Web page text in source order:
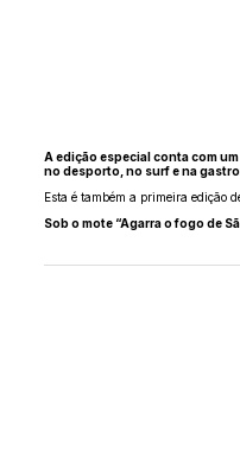
A edição especial conta com
no desporto, no surf e na
Esta é também a primeira edição
Sob o mote “Agarra o fogo de